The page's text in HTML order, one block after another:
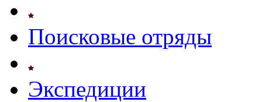
Поисковые отряды
Экспедиции